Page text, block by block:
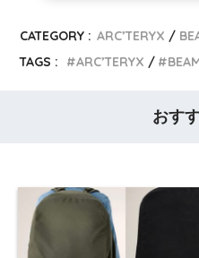
CATEGORY : ARC’TERYX
TAGS :
ARC’TERYX
おす